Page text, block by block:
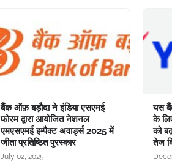
बैंक ऑफ़ बड़ौदा ने इंडिया एसएमई
फोरम द्वारा आयोजित नेशनल
एमएसएमई इम्पैक्ट अवार्ड्स 2025 में
जीता प्रतिष्ठित पुरस्कार
July 02, 2025
यस
के
को
तेज